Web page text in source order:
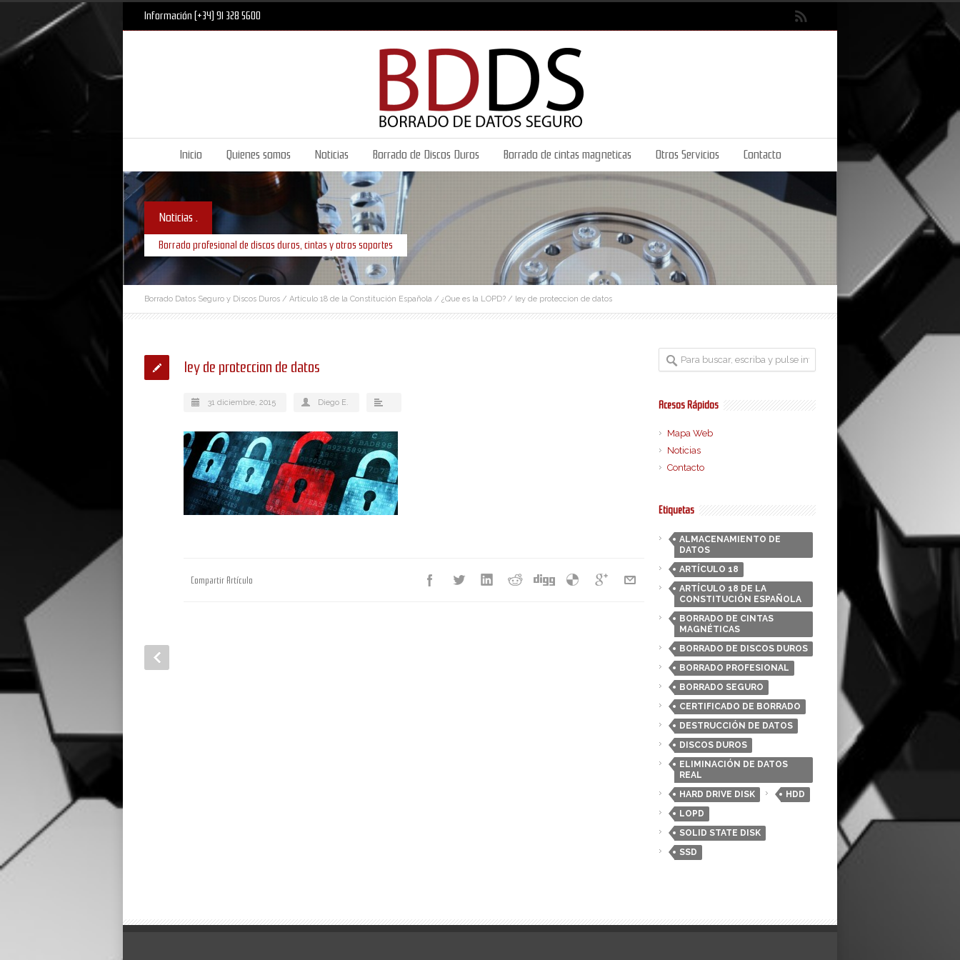
Información (+34) 91 328 5600
Inicio Quienes somos Noticias Borrado de Discos Duros Borrado de cintas magneticas Otros Servicios Contacto
Noticias .
Borrado profesional de discos duros, cintas y otros soportes
Borrado Datos Seguro y Discos Duros / Artículo 18 de la Constitución Española / ¿Que es la LOPD? / ley de proteccion de datos
ley de proteccion de datos
31 diciembre, 2015 Diego E.
Compartir Artículo
Acesos Rápidos
Mapa Web
Noticias
Contacto
Etiquetas
ALMACENAMIENTO DE
DATOS
ARTÍCULO 18
ARTÍCULO 18 DE LA
CONSTITUCIÓN ESPAÑOLA
BORRADO DE CINTAS
MAGNÉTICAS
BORRADO DE DISCOS DUROS
BORRADO PROFESIONAL
BORRADO SEGURO
CERTIFICADO DE BORRADO
DESTRUCCIÓN DE DATOS
DISCOS DUROS
ELIMINACIÓN DE DATOS
REAL
HARD DRIVE DISK
HDD
LOPD
SOLID STATE DISK
SSD